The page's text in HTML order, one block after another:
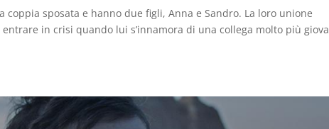
coppia sposata e hanno due figli, Anna e Sandro. La loro unione
in crisi quando lui s’innamora di una collega molto più